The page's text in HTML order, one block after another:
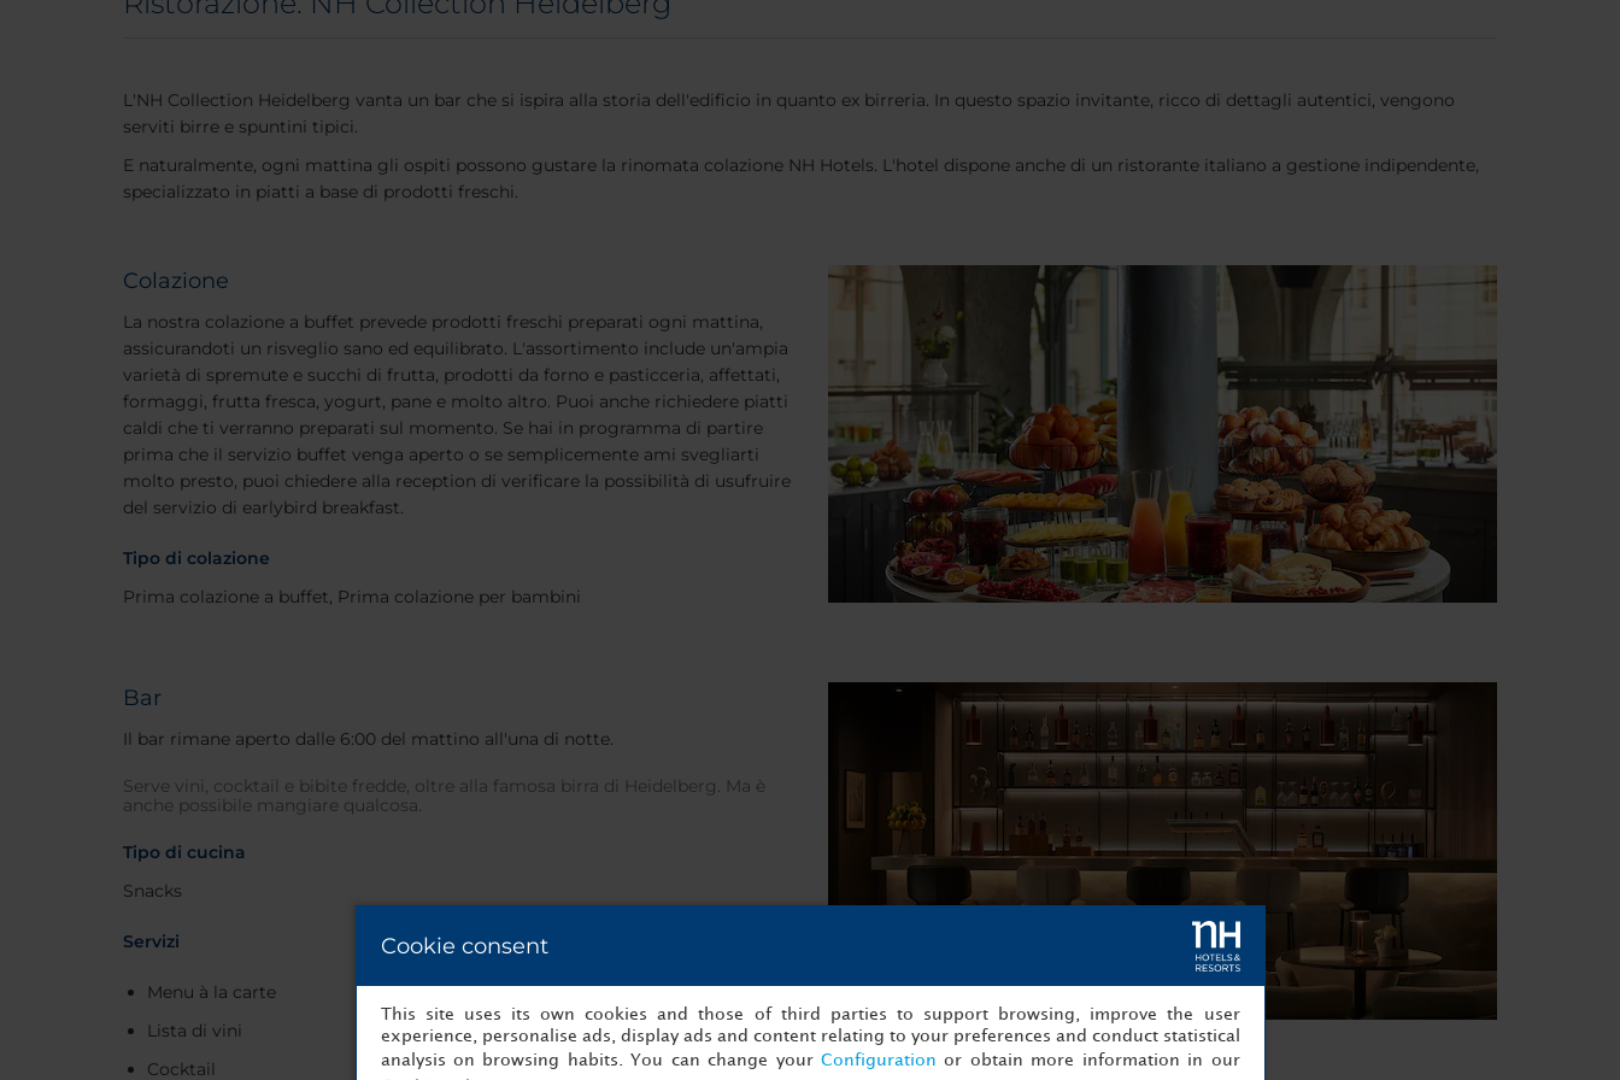
L'NH Collection Heidelberg vanta un bar che si ispira alla storia dell'edificio in quanto ex birreria. In questo spazio invitante, ricco di dettagli autentici, vengono
serviti birre e spuntini tipici.
E naturalmente, ogni mattina gli ospiti possono gustare la rinomata colazione NH Hotels. L'hotel dispone anche di un ristorante italiano a gestione indipendente,
specializzato in piatti a base di prodotti freschi.
Colazione
La nostra colazione a buffet prevede prodotti freschi preparati ogni mattina,
assicurandoti un risveglio sano ed equilibrato. L'assortimento include un'ampia
varietà di spremute e succhi di frutta, prodotti da forno e pasticceria, affettati,
formaggi, frutta fresca, yogurt, pane e molto altro. Puoi anche richiedere piatti
caldi che ti verranno preparati sul momento. Se hai in programma di partire
prima che il servizio buffet venga aperto o se semplicemente ami svegliarti
molto presto, puoi chiedere alla reception di verificare la possibilità di usufruire
del servizio di earlybird breakfast.
Tipo di colazione
Prima colazione a buffet, Prima colazione per bambini
Bar
Il bar rimane aperto dalle 6:00 del mattino all'una di notte.
Serve vini, cocktail e bibite fredde, oltre alla famosa birra di Heidelberg. Ma è
anche possibile mangiare qualcosa.
Tipo di cucina
Snacks
Servizi
Menu à la carte
Lista di vini
Cocktail
Cookie consent
This site uses its own cookies and those of third parties to support browsing, improve the user
experience, personalise ads, display ads and content relating to your preferences and conduct statistical
analysis on browsing habits. You can change your Configuration or obtain more information in our